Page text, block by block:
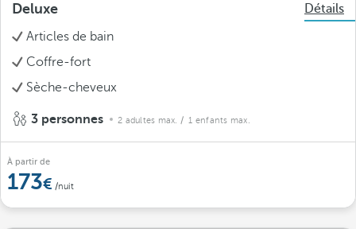
Deluxe
Détails
Articles de bain
Coffre-fort
Sèche-cheveux
3 personnes 2 adultes max. / 1 enfants max.
À partir de
173 /nuit